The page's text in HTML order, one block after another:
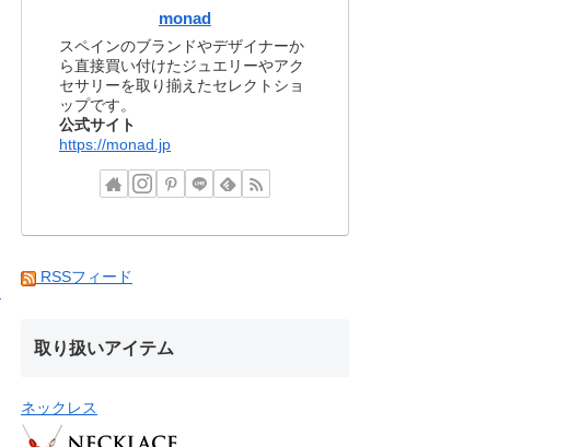
monad
スペインのブランドやデザイナーか
ら直接買い付けたジュエリーやアク
セサリーを取り揃えたセレクトショ
ップです。
公式サイト
https://monad.jp
RSSフィード
取り扱いアイテム
ネックレス